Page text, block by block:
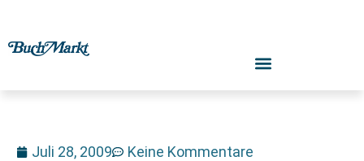
Juli 28, 2009 Keine Kommentare